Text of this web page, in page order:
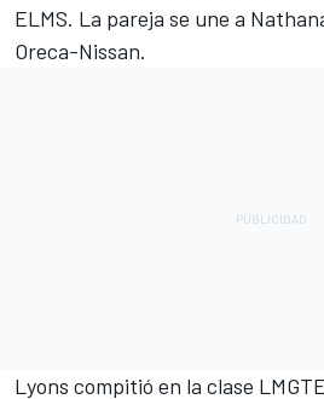
ELMS. La pareja se une a
Oreca-Nissan.
Lyons compitió en la clase